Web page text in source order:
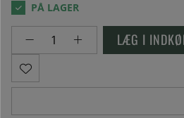
LÆG I